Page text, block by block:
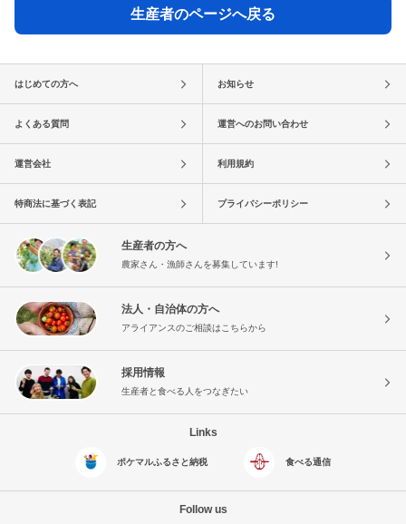
生産者のページへ戻る
はじめての方へ お知らせ
よくある質問 運営へのお問い合わせ
運営会社 利用規約
特商法に基づく表記 プライバシーポリシー
生産者の方へ
農家さん・漁師さんを募集しています!
法人・自治体の方へ
アライアンスのご相談はこちらから
採用情報
生産者と食べる人をつなぎたい
Links
ポケマルふるさと納税 食べる通信
Follow us